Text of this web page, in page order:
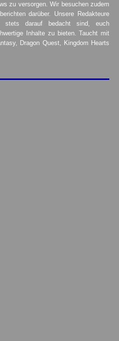
zu versorgen. Wir besuchen zudem
darüber. Unsere Redakteure
stets darauf bedacht sind, euch
Inhalte zu bieten. Taucht mit
Dragon Quest, Kingdom Hearts